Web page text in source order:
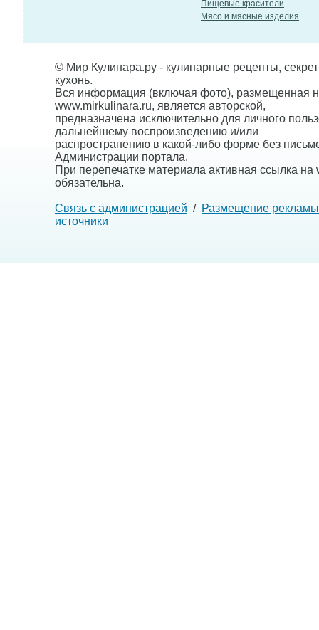
Пищевые красители
Мясо и мясные изделия
© Мир Кулинара.ру - кулинарные рецепты,
кухонь.
Вся информация (включая фото), размещенная
www.mirkulinara.ru, является авторской,
предназначена исключительно для личного
дальнейшему воспроизведению и/или
распространению в какой-либо форме без
Администрации портала.
При перепечатке материала активная ссылка на
обязательна.
Связь с администрацией / Размещение рекламы
источники